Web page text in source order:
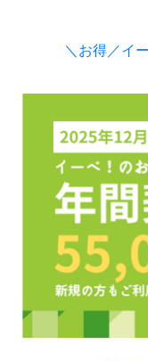
＼お得／イ